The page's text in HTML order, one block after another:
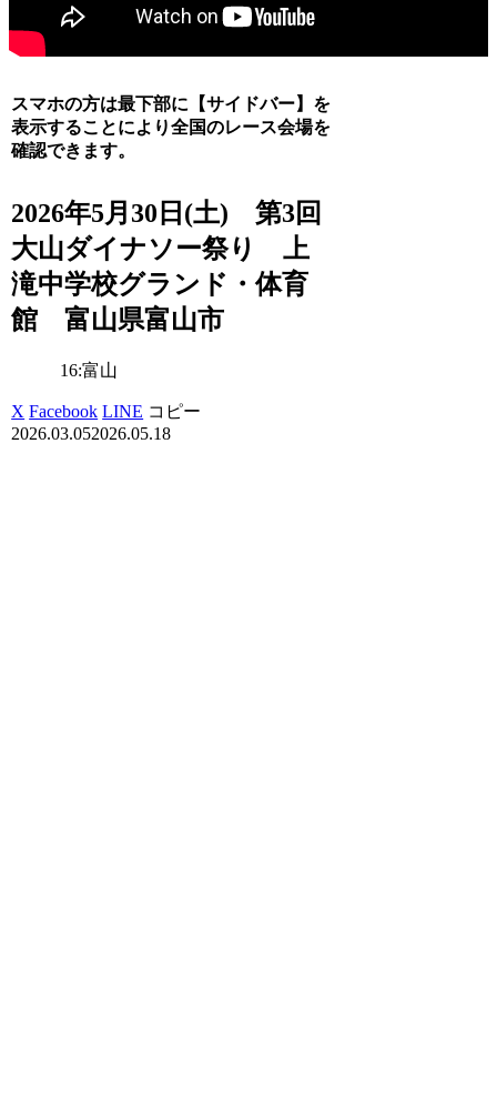
スマホの方は最下部に【サイドバー】を
表示することにより全国のレース会場を
確認できます。
2026年5月30日(土) 第3回
大山ダイナソー祭り 上
滝中学校グランド・体育
館 富山県富山市
16:富山
X Facebook LINE コピー
2026.03.052026.05.18